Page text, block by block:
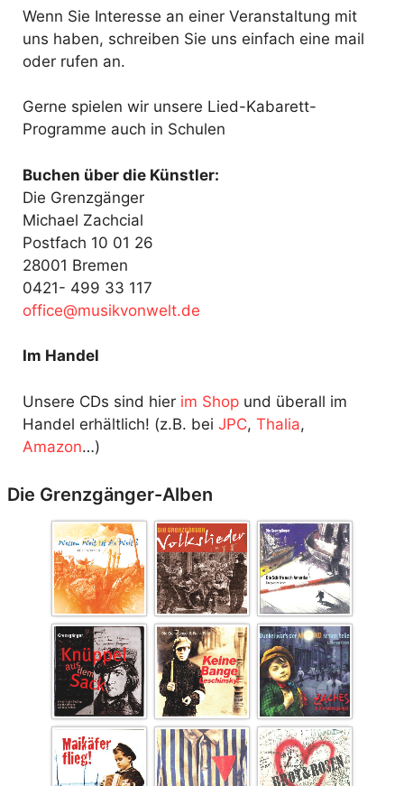
Wenn Sie Interesse an einer Veranstaltung mit
uns haben, schreiben Sie uns einfach eine mail
oder rufen an.
Gerne spielen wir unsere Lied-Kabarett-
Programme auch in Schulen
Buchen über die Künstler:
Die Grenzgänger
Michael Zachcial
Postfach 10 01 26
28001 Bremen
0421- 499 33 117
ed.tl
ewnov
kisum
@ecif
fo
Im Handel
Unsere CDs sind hier im Shop und überall im
Handel erhältlich! (z.B. bei JPC, Thalia,
Amazon…)
Die Grenzgänger-Alben